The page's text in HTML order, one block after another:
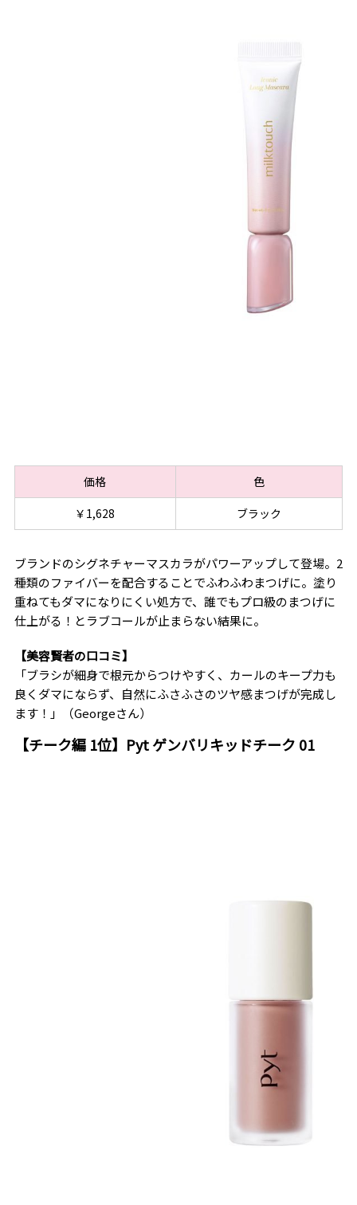
価格
色
￥1,628
ブラック
ブランドのシグネチャーマスカラがパワーアップして登場。2
種類のファイバーを配合することでふわふわまつげに。塗り
重ねてもダマになりにくい処方で、誰でもプロ級のまつげに
仕上がる！とラブコールが止まらない結果に。
【美容賢者の口コミ】
「ブラシが細身で根元からつけやすく、カールのキープ力も
良くダマにならず、自然にふさふさのツヤ感まつげが完成し
ます！」（Georgeさん）
【チーク編 1位】Pyt ゲンバリキッドチーク 01